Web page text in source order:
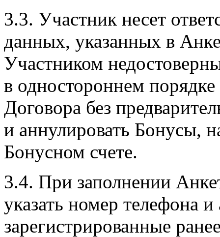
3.3. Участник несет
данных, указанных в
Участником
в одностороннем порядке
Договора без
и аннулировать Бонусы,
Бонусном счете.
3.4. При заполнении
указать номер телефона
зарегистрированные